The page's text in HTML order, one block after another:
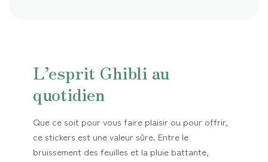
L’esprit Ghibli au
quotidien
Que ce soit pour vous faire plaisir ou pour offrir,
ce stickers est une valeur sûre. Entre le
bruissement des feuilles et la pluie battante,